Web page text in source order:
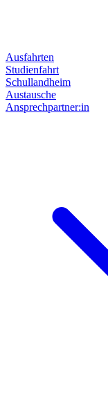
Ausfahrten
Studienfahrt
Schullandheim
Austausche
Ansprechpartner:in